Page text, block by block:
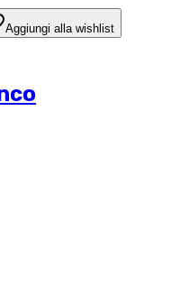
Aggiungi alla wishlist